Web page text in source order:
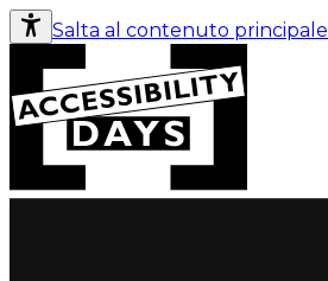
Salta al contenuto principale